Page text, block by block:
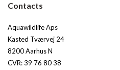
Contacts
Aquawildlife Aps
Kasted Tværvej 24
8200 Aarhus N
CVR: 39 76 80 38